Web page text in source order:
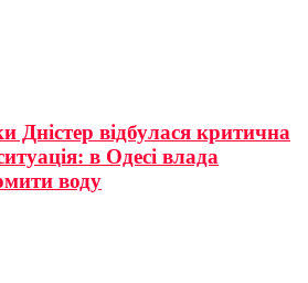
Дністер відбулася критична
в Одесі влада
воду